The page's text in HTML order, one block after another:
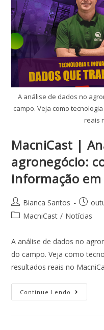
A análise de dados no
campo. Veja como
reais
MacniCast |
agronegócio:
informação
Bianca Santos
MacniCast / Notícias
A análise de dados no
do campo. Veja como
resultados reais no
Continue Lendo